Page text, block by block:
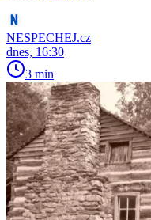
NESPECHEJ.cz
dnes, 16:30
3 min